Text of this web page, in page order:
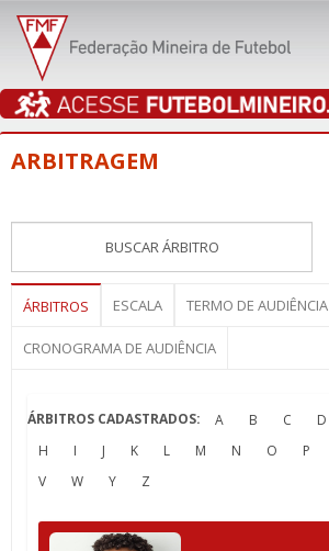
ARBITRAGEM
ÁRBITROS ESCALA TERMO DE AUDIÊNCIA
CRONOGRAMA DE AUDIÊNCIA
ÁRBITROS CADASTRADOS: A B C D
H
I J K L M N O P
V
W Y Z